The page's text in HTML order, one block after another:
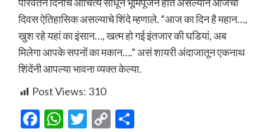
दिवस ऐतिहासिक असल्याचे शिंदे म्हणाले. “आज का दिन है महान…,
खुश रहे यहां का इंसान…, खत्म हो गई इंतजार की घडियां, अब
मिलेगा आपके सपनों का मकान….” असं शायरी अंदाजातून एकनाथ
शिंदेंनी आपल्या भावना व्यक्त केल्या.
Post Views: 310
Facebook
WhatsApp
Twitter
CopyShare